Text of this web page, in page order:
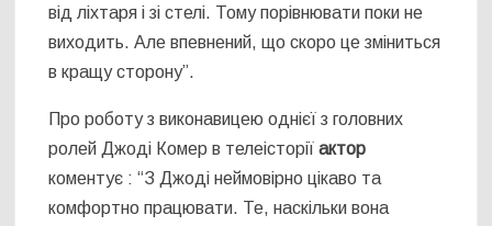
від ліхтаря і зі стелі. Тому порівнювати поки не
виходить. Але впевнений, що скоро це зміниться
в кращу сторону”.
Про роботу з виконавицею однієї з головних
ролей Джоді Комер в телеісторіїактор
коментує : “З Джоді неймовірно цікаво та
комфортно працювати. Те, наскільки вона